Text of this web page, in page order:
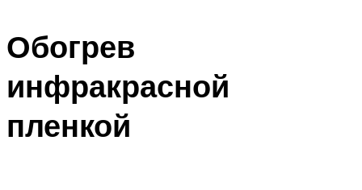
Обогрев
инфракрасной
пленкой